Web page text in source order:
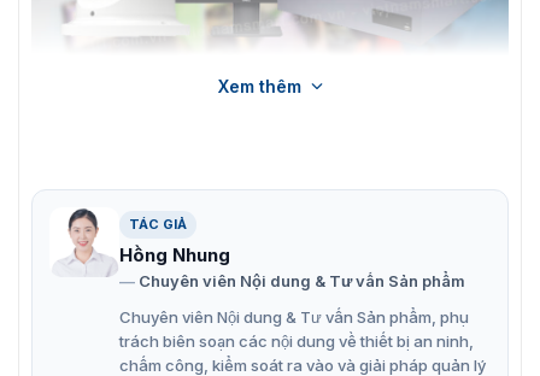
852T22C
Camera an ninh ZKTeco ES-852T22C được hoàn thiện
với công nghệ thị giác máy tính với các chức năng thông
Ngoài ra, ES-852T22C cũng có rất nhiều các tính năng
công nghệ nổi bật khác nữa, giúp người quản lý làm việc
Xem thêm
TÁC GIẢ
Hồng Nhung
Chuyên viên Nội dung & Tư vấn Sản phẩm
Chuyên viên Nội dung & Tư vấn Sản phẩm, phụ
trách biên soạn các nội dung về thiết bị an ninh,
chấm công, kiểm soát ra vào và giải pháp quản lý